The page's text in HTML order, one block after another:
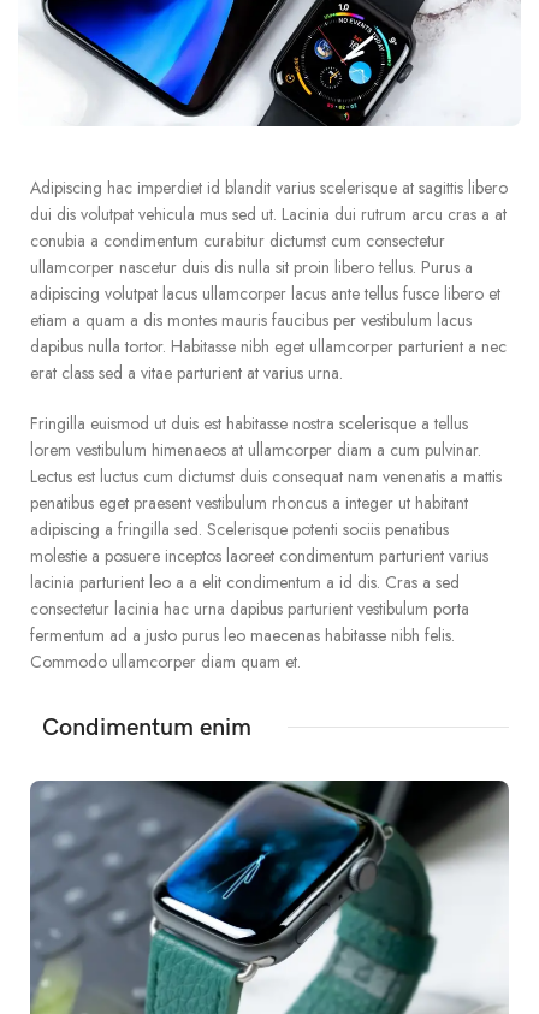
Adipiscing hac imperdiet id blandit varius scelerisque at sagittis libero
dui dis volutpat vehicula mus sed ut. Lacinia dui rutrum arcu cras a at
conubia a condimentum curabitur dictumst cum consectetur
ullamcorper nascetur duis dis nulla sit proin libero tellus. Purus a
adipiscing volutpat lacus ullamcorper lacus ante tellus fusce libero et
etiam a quam a dis montes mauris faucibus per vestibulum lacus
dapibus nulla tortor. Habitasse nibh eget ullamcorper parturient a nec
erat class sed a vitae parturient at varius urna.
Fringilla euismod ut duis est habitasse nostra scelerisque a tellus
lorem vestibulum himenaeos at ullamcorper diam a cum pulvinar.
Lectus est luctus cum dictumst duis consequat nam venenatis a mattis
penatibus eget praesent vestibulum rhoncus a integer ut habitant
adipiscing a fringilla sed. Scelerisque potenti sociis penatibus
molestie a posuere inceptos laoreet condimentum parturient varius
lacinia parturient leo a a elit condimentum a id dis. Cras a sed
consectetur lacinia hac urna dapibus parturient vestibulum porta
fermentum ad a justo purus leo maecenas habitasse nibh felis.
Commodo ullamcorper diam quam et.
Condimentum enim